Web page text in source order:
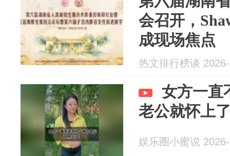
会召开，
成现场焦点
热文排行榜谈
女方一直
老公就怀上
娱乐圈小蜜说